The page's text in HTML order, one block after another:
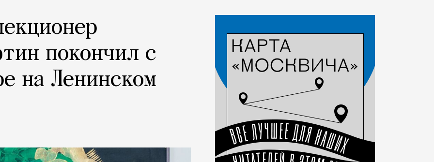
покончил с
на Ленинском